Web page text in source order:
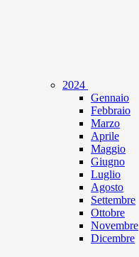
2024
Gennaio
Febbraio
Marzo
Aprile
Maggio
Giugno
Luglio
Agosto
Settembre
Ottobre
Novembre
Dicembre